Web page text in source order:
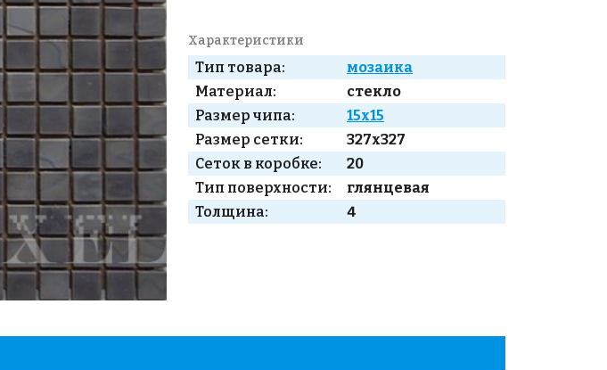
Характеристики
Тип товара:
мозаика
Материал:
стекло
Размер чипа:
15x15
Размер сетки:
327x327
Сеток в коробке:
20
Тип поверхности:
глянцевая
Толщина:
4